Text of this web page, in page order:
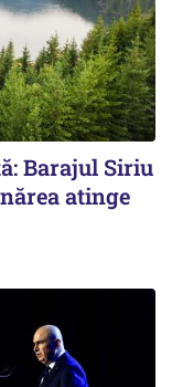
Barajul Siriu
atinge